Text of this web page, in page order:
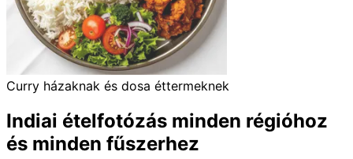
Curry házaknak és dosa éttermeknek
Indiai ételfotózás minden régióhoz
és minden fűszerhez